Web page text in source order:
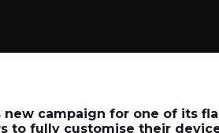
campaign for one of its
to fully customise their